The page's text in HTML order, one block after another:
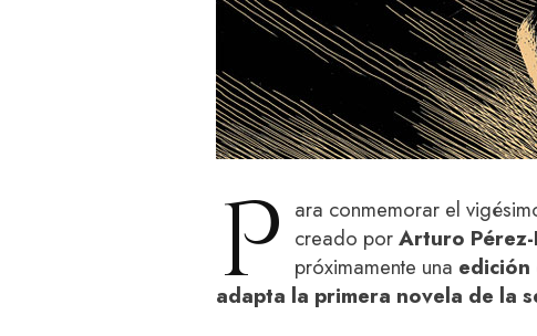
P ara conmemorar el
creado porArturo
próximamente una edición
adapta la primera novela de la